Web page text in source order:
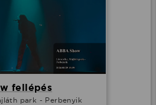
fellépés
park - Perbenyik